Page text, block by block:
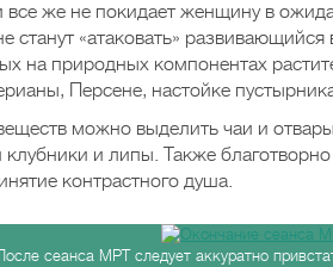
все же не покидает женщину в
станут «атаковать»
на природных компонентах
Персене, настойке
можно выделить чаи и
и липы. Также
контрастного душа.
сеанса МРТ следует аккуратно